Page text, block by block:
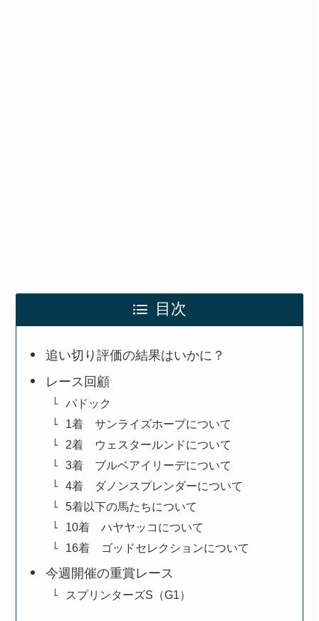
目次
追い切り評価の結果はいかに？
レース回顧
パドック
1着 サンライズホープについて
2着 ウェスタールンドについて
3着 ブルベアイリーデについて
4着 ダノンスプレンダーについて
5着以下の馬たちについて
10着 ハヤヤッコについて
16着 ゴッドセレクションについて
今週開催の重賞レース
スプリンターズS（G1）